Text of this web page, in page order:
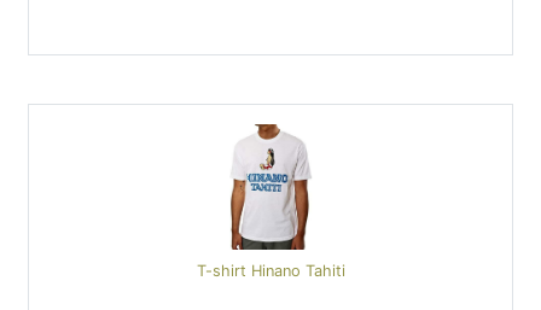
T-shirt Hinano Tahiti